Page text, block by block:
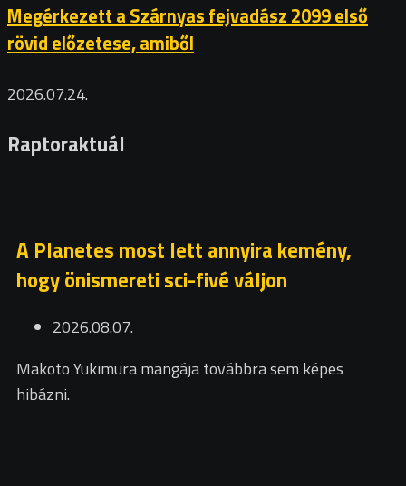
Megérkezett a Szárnyas fejvadász 2099 első
rövid előzetese, amiből
2026.07.24.
Raptoraktuál
A Planetes most lett annyira kemény,
hogy önismereti sci-fivé váljon
2026.08.07.
Makoto Yukimura mangája továbbra sem képes
hibázni.